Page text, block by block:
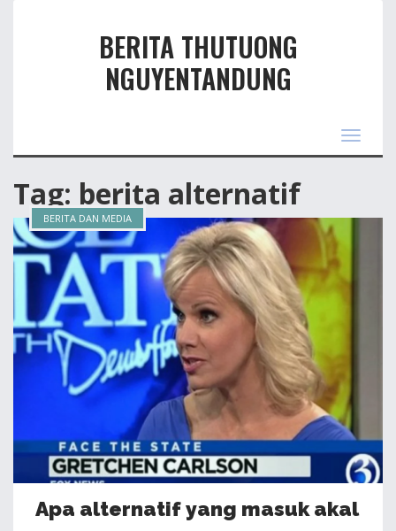
BERITA THUTUONG
NGUYENTANDUNG
Toggle
Tag: berita alternatif
BERITA DAN MEDIA
Apa alternatif yang masuk akal